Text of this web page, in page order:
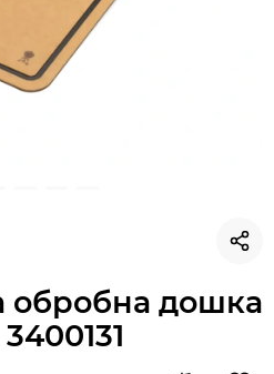
обробна дошка